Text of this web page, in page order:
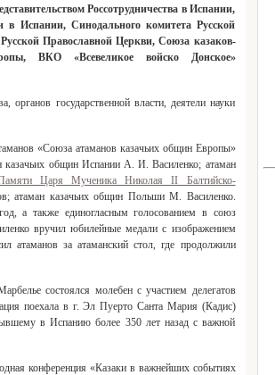
Россотрудничества в Испании,
в Испании, Синодального комитета Русской
Православной Церкви, Союза казаков-
ВКО «Всевеликое войско Донское»
органов государственной власти, деятели науки
«Союза атаманов казачьих общин Европы»
общин Испании А. И. Василенко; атаман
Царя Мученика Николая II Балтийско-
атаман казачьих общин Польши М. Василенко.
а также единогласным голосованием в союз
вручил юбилейные медали с изображением
атаманов за атаманский стол, где продолжили
состоялся молебен с участием делегатов
поехала в г. Эл Пуерто Санта Мария (Кадис)
в Испанию более 350 лет назад с важной
конференция «Казаки в важнейших событиях